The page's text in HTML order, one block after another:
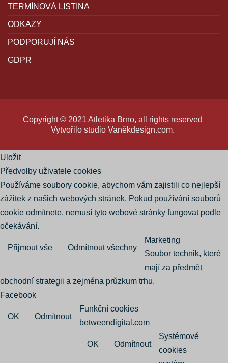
TERMÍNOVÁ LISTINA
ODKAZY
PODPORUJÍ NÁS
GDPR
Copyright © 2021 Atletika Brno, all rights reserved
Vytvořilo studioVaněkdesign.com.
Uložit
Předvolby uživatele cookies
Používáme soubory cookie, abychom vám zajistili co nejlepší
zážitek z našich webových stránek. Pokud používání souborů
cookie odmítnete, nemusí tyto webové stránky fungovat podle
očekávání.
Přijmout vše Odmítnout všechny
Marketing
Soubor technik, které
mají za předmět
obchodní strategii a zejména průzkum trhu.
Facebook
OK Odmítnout
Funkční cookies
betweendigital.com
OK Odmítnout
Systémové
cookies